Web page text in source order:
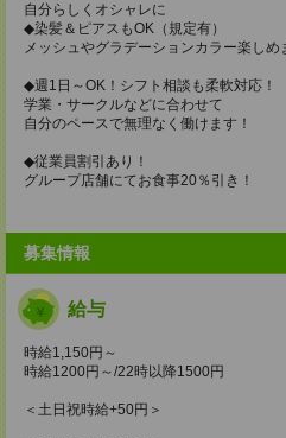
自分らしくオシャレに
◆染髪＆ピアスもOK（規定有）
メッシュやグラデーションカラー楽しめ
◆週1日～OK！シフト相談も柔軟対応！
学業・サークルなどに合わせて
自分のペースで無理なく働けます！
◆従業員割引あり！
グループ店舗にてお食事20％引き！
募集情報
給与
時給1,150円～
時給1200円～/22時以降1500円
＜土日祝時給+50円＞